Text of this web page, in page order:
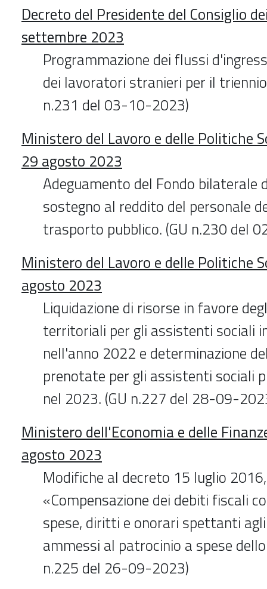
Decreto del Presidente del Consiglio
settembre 2023
Programmazione dei flussi
dei lavoratori stranieri per il
n.231 del 03-10-2023)
Ministero del Lavoro e delle Politiche
29 agosto 2023
Adeguamento del Fondo bilaterale
sostegno al reddito del personale
trasporto pubblico. (GU n.230 del
Ministero del Lavoro e delle Politiche
agosto 2023
Liquidazione di risorse in favore
territoriali per gli assistenti sociali
nell'anno 2022 e determinazione
prenotate per gli assistenti sociali
nel 2023. (GU n.227 del 28-09-
Ministero dell'Economia e delle
agosto 2023
Modifiche al decreto 15 luglio
«Compensazione dei debiti fiscali
spese, diritti e onorari spettanti
ammessi al patrocinio a spese
n.225 del 26-09-2023)